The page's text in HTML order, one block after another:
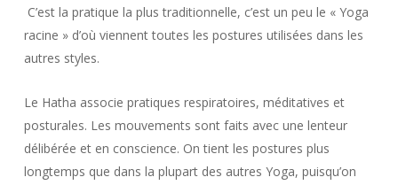
C’est la pratique la plus traditionnelle, c’est un peu le « Yoga
racine » d’où viennent toutes les postures utilisées dans les
autres styles.
Le Hatha associe pratiques respiratoires, méditatives et
posturales. Les mouvements sont faits avec une lenteur
délibérée et en conscience. On tient les postures plus
longtemps que dans la plupart des autres Yoga, puisqu’on